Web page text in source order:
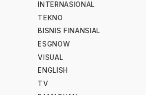
INTERNASIONAL
TEKNO
BISNIS FINANSIAL
ESGNOW
VISUAL
ENGLISH
TV